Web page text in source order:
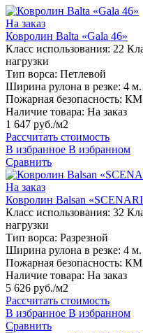
На заказ
Ковролин Balta «Gala 46»
Класс использования: 22
нагрузки
Тип ворса: Петлевой
Ширина рулона в резке: 4
Пожарная безопасность:
Наличие товара: На заказ
1 647 руб./м2
Рассчитать стоимость
В избранное В избранном
Сравнить
На заказ
Ковролин Balsan
Класс использования: 32
нагрузки
Тип ворса: Разрезной
Ширина рулона в резке: 4 м.
Пожарная безопасность:
Наличие товара: На заказ
5 626 руб./м2
Рассчитать стоимость
В избранное В избранном
Сравнить